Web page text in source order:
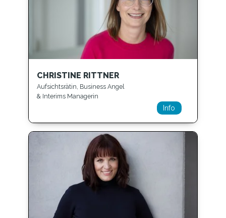
CHRISTINE RITTNER
Aufsichtsrätin, Business Angel
& Interims Managerin
Info